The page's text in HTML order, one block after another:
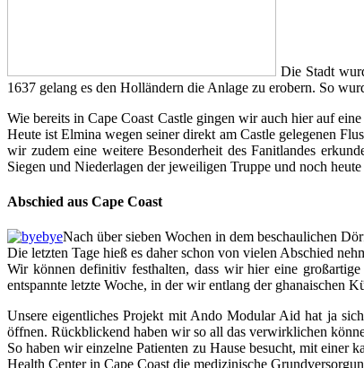
Die Stadt
1637 gelang es den Holländern die Anlage zu erobern. So
Wie bereits in Cape Coast Castle gingen wir auch hier auf
Heute ist Elmina wegen seiner direkt am Castle gelegenen
wir zudem eine weitere Besonderheit des Fanitlandes
Siegen und Niederlagen der jeweiligen Truppe und noch
Abschied aus Cape Coast
Nach über sieben Wochen in dem beschaulichen
Die letzten Tage hieß es daher schon von vielen Abschied
Wir können definitiv festhalten, dass wir hier eine
entspannte letzte Woche, in der wir entlang der ghanaischen
Unsere eigentliches Projekt mit Ando Modular Aid hat ja
öffnen. Rückblickend haben wir so all das verwirklichen
So haben wir einzelne Patienten zu Hause besucht, mit
Health Center in Cape Coast die medizinische